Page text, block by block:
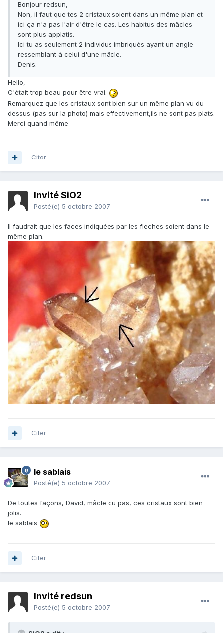
Bonjour redsun,
Non, il faut que tes 2 cristaux soient dans un même plan et
ici ça n'a pas l'air d'être le cas. Les habitus des mâcles
sont plus applatis.
Ici tu as seulement 2 individus imbriqués ayant un angle
ressemblant à celui d'une mâcle.
Denis.
Hello,
C'était trop beau pour être vrai.
Remarquez que les cristaux sont bien sur un même plan vu du
dessus (pas sur la photo) mais effectivement,ils ne sont pas plats.
Merci quand même
Citer
Invité SiO2
Posté(e) 5 octobre 2007
Il faudrait que les faces indiquées par les fleches soient dans le
même plan.
Citer
le sablais
Posté(e) 5 octobre 2007
De toutes façons, David, mâcle ou pas, ces cristaux sont bien
jolis.
le sablais
Citer
Invité redsun
Posté(e) 5 octobre 2007